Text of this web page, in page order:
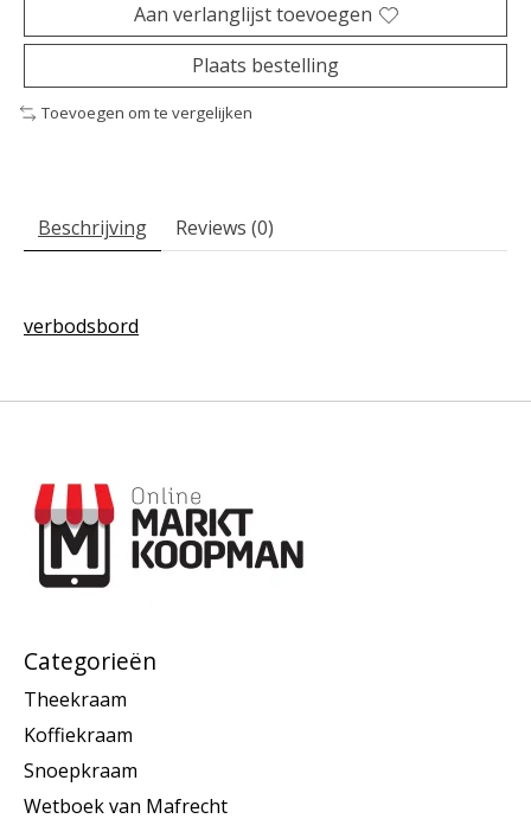
Aan verlanglijst toevoegen
Plaats bestelling
Toevoegen om te vergelijken
Beschrijving Reviews (0)
verbodsbord
Categorieën
Theekraam
Koffiekraam
Snoepkraam
Wetboek van Mafrecht